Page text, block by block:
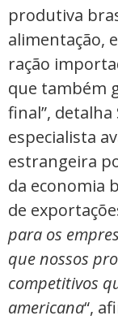
produtiva
alimentação,
ração
que também
final”,
especialista
estrangeira
da economia
de
para os
que nossos
competitivos
americana“,